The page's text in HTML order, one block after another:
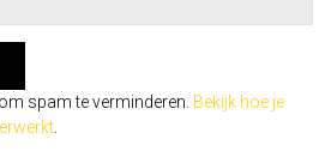
spam te verminderen. Bekijk hoe je